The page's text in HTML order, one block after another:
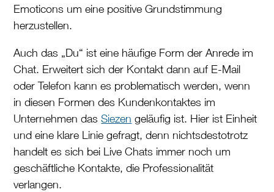
Emoticons um eine positive Grundstimmung
herzustellen.
Auch das „Du“ ist eine häufige Form der Anrede im
Chat. Erweitert sich der Kontakt dann auf E-Mail
oder Telefon kann es problematisch werden, wenn
in diesen Formen des Kundenkontaktes im
Unternehmen dasSiezen geläufig ist. Hier ist Einheit
und eine klare Linie gefragt, denn nichtsdestotrotz
handelt es sich bei Live Chats immer noch um
geschäftliche Kontakte, die Professionalität
verlangen.